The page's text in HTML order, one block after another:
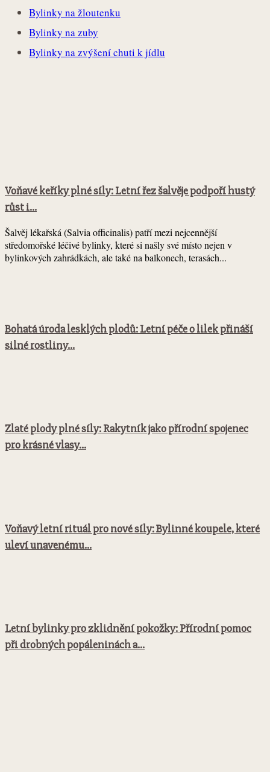
Bylinky na žloutenku
Bylinky na zuby
Bylinky na zvýšení chuti k jídlu
Voňavé keříky plné síly: Letní řez šalvěje podpoří hustý
růst i...
Šalvěj lékařská (Salvia officinalis) patří mezi nejcennější
středomořské léčivé bylinky, které si našly své místo nejen v
bylinkových zahrádkách, ale také na balkonech, terasách...
Bohatá úroda lesklých plodů: Letní péče o lilek přináší
silné rostliny...
Zlaté plody plné síly: Rakytník jako přírodní spojenec
pro krásné vlasy...
Voňavý letní rituál pro nové síly: Bylinné koupele, které
uleví unavenému...
Letní bylinky pro zklidnění pokožky: Přírodní pomoc
při drobných popáleninách a...